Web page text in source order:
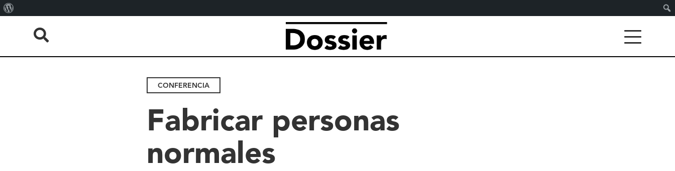
CONFERENCIA
Fabricar personas
normales